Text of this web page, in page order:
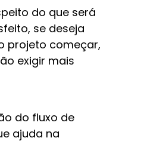
do que será
se deseja
projeto começar,
exigir mais
do fluxo de
ajuda na